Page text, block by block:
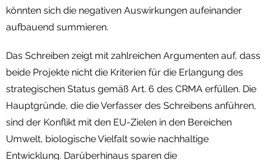
könnten sich die negativen Auswirkungen aufeinander
aufbauend summieren.
Das Schreiben zeigt mit zahlreichen Argumenten auf, dass
beide Projekte nicht die Kriterien für die Erlangung des
strategischen Status gemäß Art. 6 des CRMA erfüllen. Die
Hauptgründe, die die Verfasser des Schreibens anführen,
sind der Konflikt mit den EU-Zielen in den Bereichen
Umwelt, biologische Vielfalt sowie nachhaltige
Entwicklung. Darüberhinaus sparen die